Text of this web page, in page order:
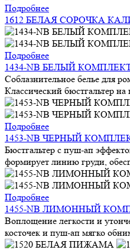
Подробнее
1612 БЕЛАЯ СОРОЧКА
Подробнее
1434-NB БЕЛЫЙ
Соблазнительное белье для
Классический бюстгальтер на
Подробнее
1453-NB ЧЕРНЫЙ
Бюстгальтер с пуш-ап
формирует линию груди,
Подробнее
1455-NB ЛИМОННЫЙ
Воплощение легкости и
косточек и пуш-ап мягко